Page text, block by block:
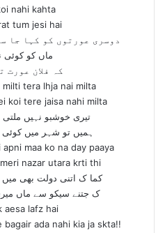
nahi kahta
tum jesi hai
دوسری عورتوں کو کہا جا
ماں کو کوئی
کہ فلان عورت
tera lhja nai milta
koi tere jaisa nahi milta
تیری خوشبو نہیں ملتی
ہمیں تو شہر میں کوئی
maa ko na day paaya
nazar utara krti thi
کما ک اتنی دولت بھی میں
ک جتنے سیکو سے ماں
aesa lafz hai
ada nahi kia ja skta!!